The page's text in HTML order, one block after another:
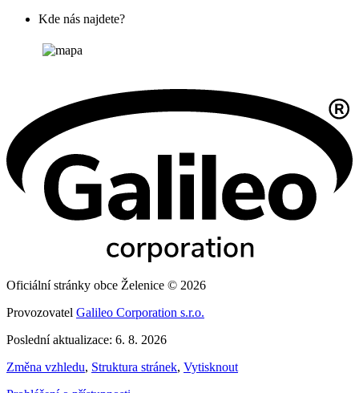
Kde nás najdete?
Oficiální stránky obce Želenice © 2026
Provozovatel Galileo Corporation s.r.o.
Poslední aktualizace: 6. 8. 2026
Změna vzhledu, Struktura stránek, Vytisknout